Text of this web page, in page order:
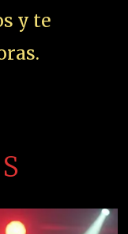
y te